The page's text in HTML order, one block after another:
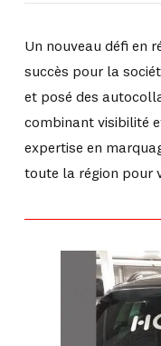
Un nouveau défi en
succès pour la
et posé des
combinant visibilité
expertise en
toute la région pour